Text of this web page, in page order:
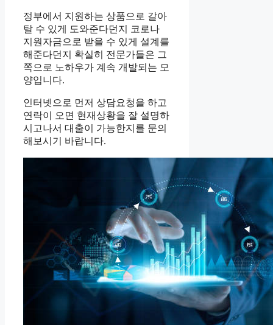
정부에서 지원하는 상품으로 갈아
탈 수 있게 도와준다던지 코로나
지원자금으로 받을 수 있게 설계를
해준다던지 확실히 전문가들은 그
쪽으로 노하우가 계속 개발되는 모
양입니다.
인터넷으로 먼저 상담요청을 하고
연락이 오면 현재상황을 잘 설명하
시고나서 대출이 가능한지를 문의
해보시기 바랍니다.